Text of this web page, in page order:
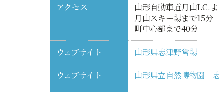
アクセス
山形自動車道月山I.C.
月山スキー場まで15分
町中心部まで40分
ウェブサイト 山形県志津野営場
ウェブサイト 山形県立自然博物園「